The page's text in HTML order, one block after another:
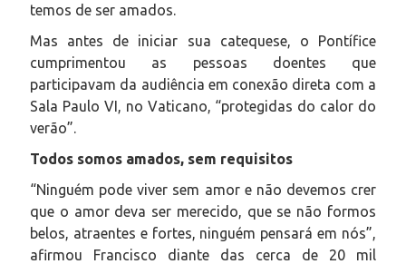
temos de ser amados.
Mas antes de iniciar sua catequese, o Pontífice
cumprimentou as pessoas doentes que
participavam da audiência em conexão direta com a
Sala Paulo VI, no Vaticano, “protegidas do calor do
verão”.
Todos somos amados, sem requisitos
“Ninguém pode viver sem amor e não devemos crer
que o amor deva ser merecido, que se não formos
belos, atraentes e fortes, ninguém pensará em nós”,
afirmou Francisco diante das cerca de 20 mil